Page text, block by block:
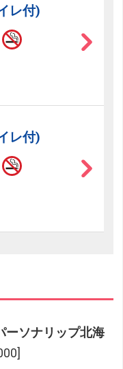
レ付)
レ付)
ーソナリップ北海